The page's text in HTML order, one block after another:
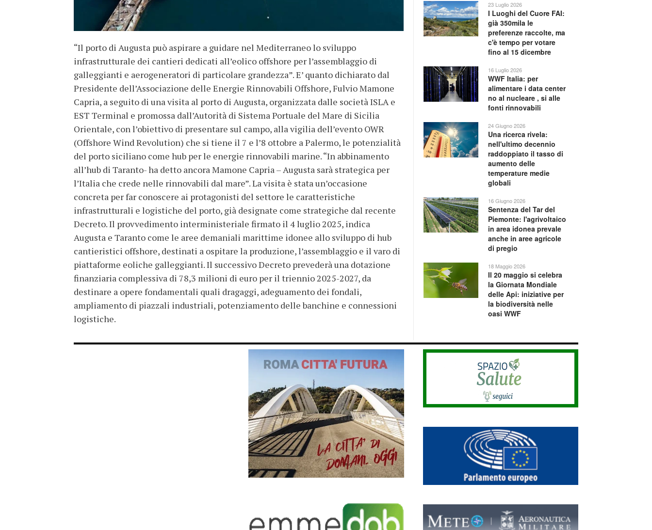
“Il porto di Augusta può aspirare a guidare nel Mediterraneo lo sviluppo
infrastrutturale dei cantieri dedicati all’eolico offshore per l’assemblaggio di
galleggianti e aerogeneratori di particolare grandezza”. E’ quanto dichiarato dal
Presidente dell’Associazione delle Energie Rinnovabili Offshore, Fulvio Mamone
Capria, a seguito di una visita al porto di Augusta, organizzata dalle società ISLA e
EST Terminal e promossa dall’Autorità di Sistema Portuale del Mare di Sicilia
Orientale, con l’obiettivo di presentare sul campo, alla vigilia dell’evento OWR
(Offshore Wind Revolution) che si tiene il 7 e l’8 ottobre a Palermo, le potenzialità
del porto siciliano come hub per le energie rinnovabili marine. “In abbinamento
all’hub di Taranto- ha detto ancora Mamone Capria – Augusta sarà strategica per
l’Italia che crede nelle rinnovabili dal mare”. La visita è stata un’occasione
concreta per far conoscere ai protagonisti del settore le caratteristiche
infrastrutturali e logistiche del porto, già designate come strategiche dal recente
Decreto. Il provvedimento interministeriale firmato il 4 luglio 2025, indica
Augusta e Taranto come le aree demaniali marittime idonee allo sviluppo di hub
cantieristici offshore, destinati a ospitare la produzione, l’assemblaggio e il varo di
piattaforme eoliche galleggianti. Il successivo Decreto prevederà una dotazione
finanziaria complessiva di 78,3 milioni di euro per il triennio 2025-2027, da
destinare a opere fondamentali quali dragaggi, adeguamento dei fondali,
ampliamento di piazzali industriali, potenziamento delle banchine e connessioni
logistiche.
23 Luglio 2026
I Luoghi del Cuore FAI:
già 350mila le
preferenze raccolte, ma
c'è tempo per votare
fino al 15 dicembre
16 Luglio 2026
WWF Italia: per
alimentare i data center
no al nucleare , si alle
fonti rinnovabili
24 Giugno 2026
Una ricerca rivela:
nell'ultimo decennio
raddoppiato il tasso di
aumento delle
temperature medie
globali
16 Giugno 2026
Sentenza del Tar del
Piemonte: l'agrivoltaico
in area idonea prevale
anche in aree agricole
di pregio
18 Maggio 2026
Il 20 maggio si celebra
la Giornata Mondiale
delle Api: iniziative per
la biodiversità nelle
oasi WWF